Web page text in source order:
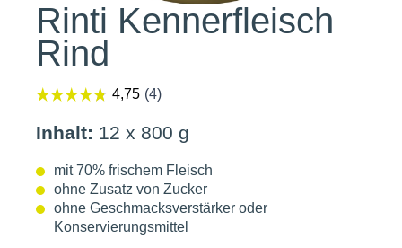
Rinti Kennerfleisch
Rind
Inhalt: 12 x 800 g
mit 70% frischem Fleisch
ohne Zusatz von Zucker
ohne Geschmacksverstärker oder
Konservierungsmittel